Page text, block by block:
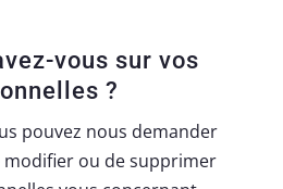
vous sur vos
?
pouvez nous demander
ou de supprimer